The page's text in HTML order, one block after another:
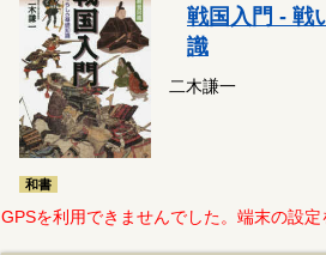
和書
戦国入門 - 戦
識
二木謙一
GPSを利用できませんでした。端末の設定